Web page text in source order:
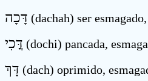
דָּכָה (dachah) ser
דֳּכִי (dochi) pancada,
דָּךְ (dach) oprimido,